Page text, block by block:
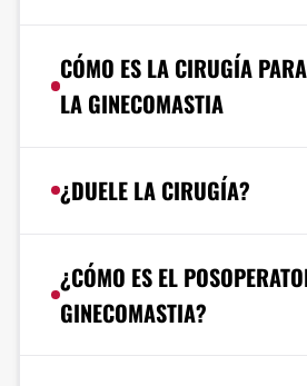
CÓMO ES LA CIRUGÍA
LA GINECOMASTIA
¿DUELE LA CIRUGÍA?
¿CÓMO ES EL
GINECOMASTIA?